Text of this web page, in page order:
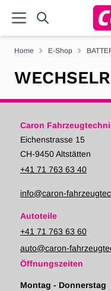
Home E-Shop
Caron
Eichenstrasse 15
CH-9450 Altstätten
+41 71 763 63 40
info@caron-
Autoteile
+41 71 763 63 60
auto@caron-
Öffnungszeiten
Montag - Donnerstag